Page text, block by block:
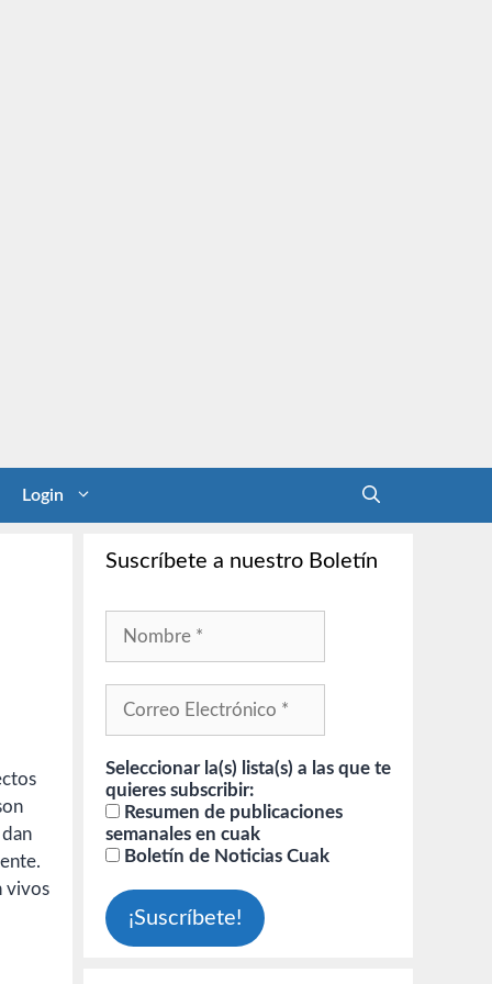
Login
vivos
Suscríbete a nuestro Boletín
Seleccionar la(s) lista(s) a las que te
quieres subscribir:
Resumen de publicaciones
semanales en cuak
Boletín de Noticias Cuak